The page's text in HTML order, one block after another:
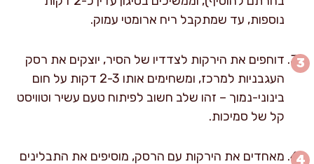
נוספות, עד שמתקבל ריח ארומטי עמוק.
דוחפים את הירקות לצדדיו של הסיר, יוצקים את רסק
העגבניות למרכז, ומשחימים אותו 2-3 דקות על חום
בינוני-נמוך – זהו שלב חשוב לפיתוח טעם עשיר וטוויסט
קל של סמיכות.
מאחדים את הירקות עם הרסק, מוסיפים את התבלינים